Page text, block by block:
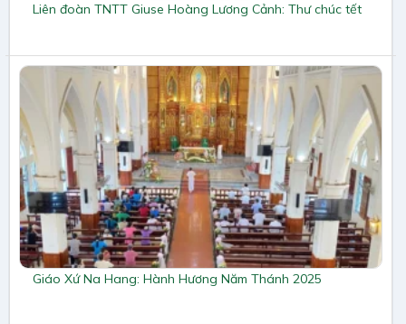
Liên đoàn TNTT Giuse Hoàng Lương Cảnh: Thư chúc tết
Giáo Xứ Na Hang: Hành Hương Năm Thánh 2025